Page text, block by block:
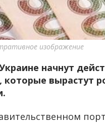
изображение
начнут
которые вырастут